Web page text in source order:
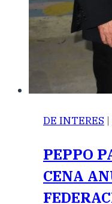
DE INTERES |
PEPPO
CENA